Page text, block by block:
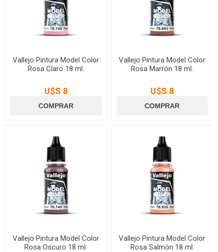
Vallejo Pintura Model Color
Rosa Claro 18 ml.
U$S 8
Vallejo Pintura Model Color
Rosa Marrón 18 ml.
U$S 8
Vallejo Pintura Model Color
Rosa Oscuro 18 ml.
Vallejo Pintura Model Color
Rosa Salmón 18 ml.